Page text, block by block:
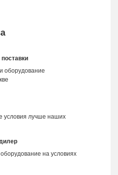
оборудование
условия лучше наших
на условиях